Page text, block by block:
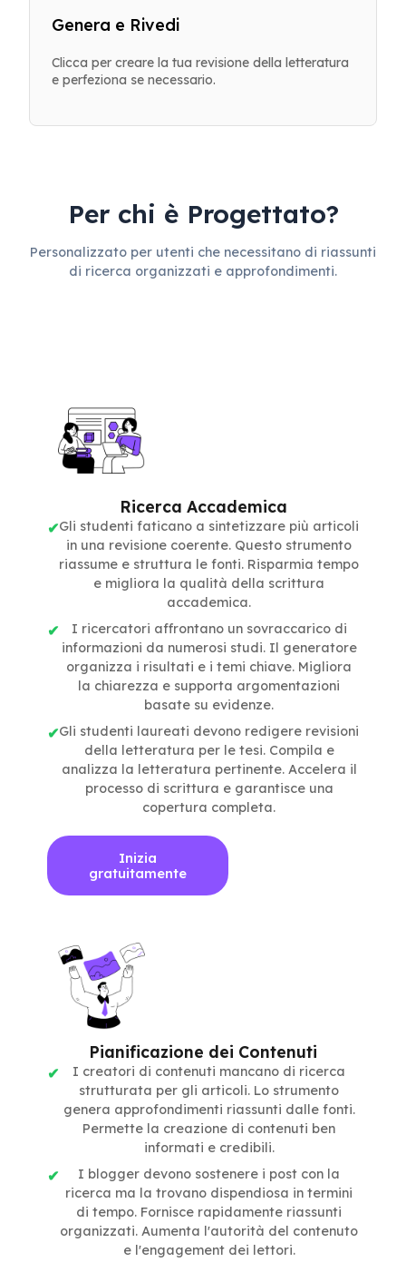
Genera e Rivedi
Clicca per creare la tua revisione della letteratura
e perfeziona se necessario.
Per chi è Progettato?
Personalizzato per utenti che necessitano di riassunti
di ricerca organizzati e approfondimenti.
Ricerca Accademica
Gli studenti faticano a sintetizzare più articoli
in una revisione coerente. Questo strumento
riassume e struttura le fonti. Risparmia tempo
e migliora la qualità della scrittura
accademica.
I ricercatori affrontano un sovraccarico di
informazioni da numerosi studi. Il generatore
organizza i risultati e i temi chiave. Migliora
la chiarezza e supporta argomentazioni
basate su evidenze.
Gli studenti laureati devono redigere revisioni
della letteratura per le tesi. Compila e
analizza la letteratura pertinente. Accelera il
processo di scrittura e garantisce una
copertura completa.
Inizia
gratuitamente
Pianificazione dei Contenuti
I creatori di contenuti mancano di ricerca
strutturata per gli articoli. Lo strumento
genera approfondimenti riassunti dalle fonti.
Permette la creazione di contenuti ben
informati e credibili.
I blogger devono sostenere i post con la
ricerca ma la trovano dispendiosa in termini
di tempo. Fornisce rapidamente riassunti
organizzati. Aumenta l'autorità del contenuto
e l'engagement dei lettori.